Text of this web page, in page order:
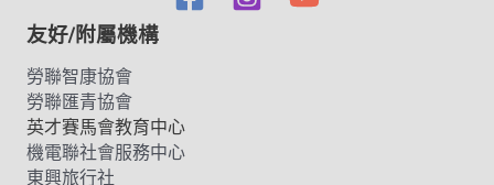
友好/附屬機構
勞聯智康協會
勞聯匯青協會
英才賽馬會教育中心
機電聯社會服務中心
東興旅行社